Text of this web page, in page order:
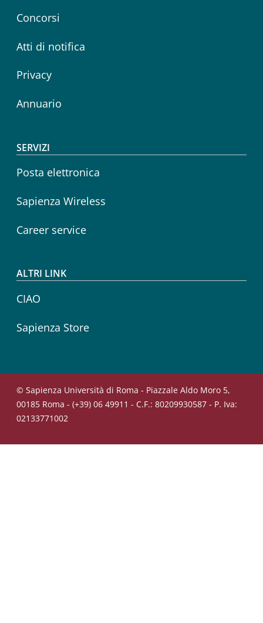
Concorsi
Atti di notifica
Privacy
Annuario
SERVIZI
Posta elettronica
Sapienza Wireless
Career service
ALTRI LINK
CIAO
Sapienza Store
© Sapienza Università di Roma - Piazzale Aldo Moro 5,
00185 Roma - (+39) 06 49911 - C.F.: 80209930587 - P. Iva:
02133771002